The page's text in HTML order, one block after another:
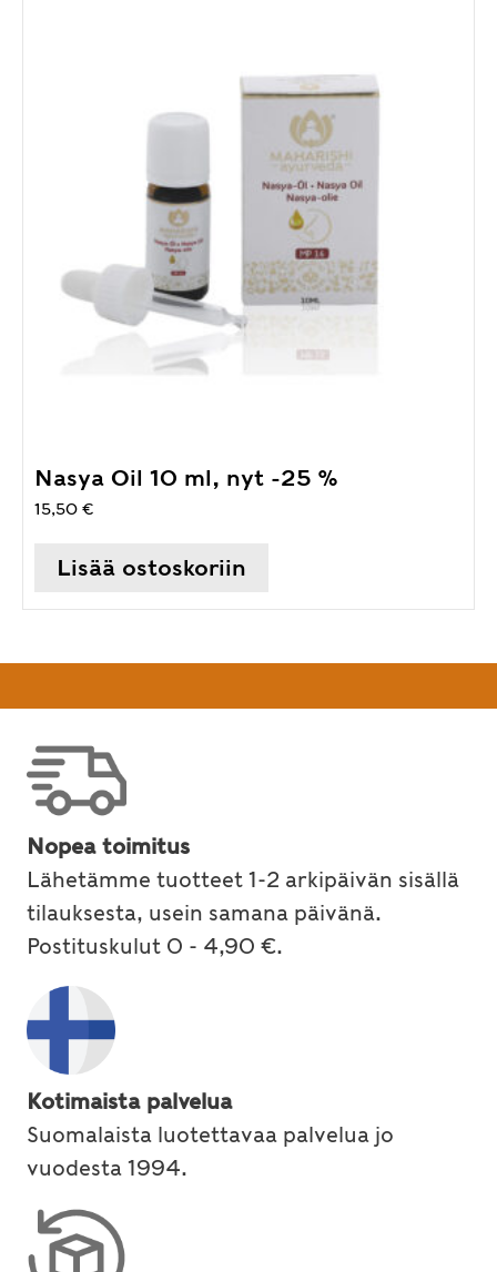
Nasya Oil 10 ml, nyt -25 %
15,50 €
Lisää ostoskoriin
Nopea toimitus
Lähetämme tuotteet 1-2 arkipäivän sisällä
tilauksesta, usein samana päivänä.
Postituskulut 0 - 4,90 €.
Kotimaista palvelua
Suomalaista luotettavaa palvelua jo
vuodesta 1994.